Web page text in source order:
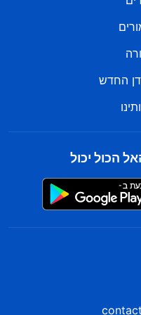
החדש
הכול יכול